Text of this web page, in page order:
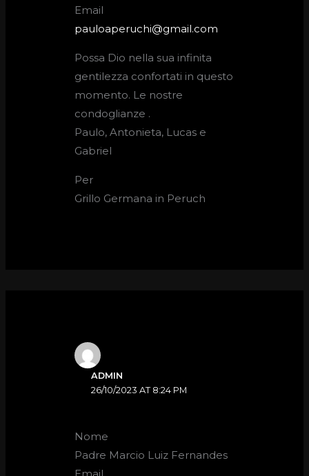
Email
pauloaperuchi@gmail.com
Possa Dio nella sua infinita
gentilezza confortati in questo
momento. Le nostre
condoglianze .
Paulo, Antonieta, Lucas e
Gabriel
Per
Grillo Germana in Peruch
ADMIN
26/10/2023 AT 8:24 PM
Nome
Padre Marcio Luiz Fernandes